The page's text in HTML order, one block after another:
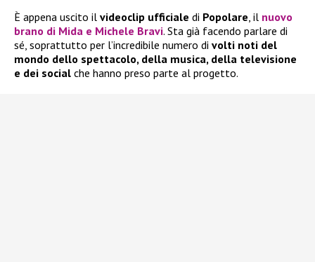
È appena uscito il videoclip ufficiale di Popolare, il nuovo
brano di Mida e Michele Bravi. Sta già facendo parlare di
sé, soprattutto per l’incredibile numero di volti noti del
mondo dello spettacolo, della musica, della televisione
e dei social che hanno preso parte al progetto.